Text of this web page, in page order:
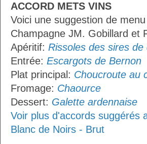
ACCORD METS VINS
Voici une suggestion de
Champagne JM. Gobillard et
Apéritif: Rissoles des sires de
Entrée: Escargots de Bernon
Plat principal: Choucroute au
Fromage: Chaource
Dessert: Galette ardennaise
Voir plus d'accords suggérés
Blanc de Noirs - Brut